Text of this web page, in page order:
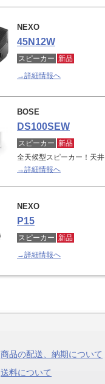
NEXO
45N12W
スピーカー 新品
→詳細情報へ
BOSE
DS100SEW
スピーカー 新品
全天候型スピーカー！天
→詳細情報へ
NEXO
P15
スピーカー 新品
→詳細情報へ
商品の配送、納期について
送料について